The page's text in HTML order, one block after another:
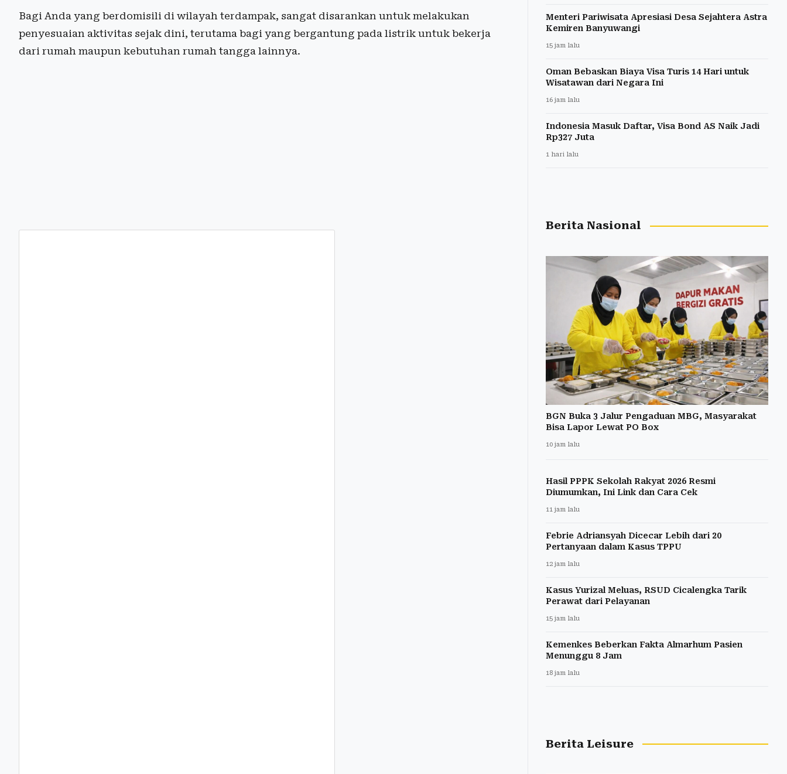
Bagi Anda yang berdomisili di wilayah terdampak, sangat disarankan untuk melakukan
penyesuaian aktivitas sejak dini, terutama bagi yang bergantung pada listrik untuk bekerja
dari rumah maupun kebutuhan rumah tangga lainnya.
Menteri Pariwisata Apresiasi Desa Sejahtera Astra
Kemiren Banyuwangi
15 jam lalu
Oman Bebaskan Biaya Visa Turis 14 Hari untuk
Wisatawan dari Negara Ini
16 jam lalu
Indonesia Masuk Daftar, Visa Bond AS Naik Jadi
Rp327 Juta
1 hari lalu
Berita Nasional
BGN Buka 3 Jalur Pengaduan MBG, Masyarakat
Bisa Lapor Lewat PO Box
10 jam lalu
Hasil PPPK Sekolah Rakyat 2026 Resmi
Diumumkan, Ini Link dan Cara Cek
11 jam lalu
Febrie Adriansyah Dicecar Lebih dari 20
Pertanyaan dalam Kasus TPPU
12 jam lalu
Kasus Yurizal Meluas, RSUD Cicalengka Tarik
Perawat dari Pelayanan
15 jam lalu
Kemenkes Beberkan Fakta Almarhum Pasien
Menunggu 8 Jam
18 jam lalu
Berita Leisure